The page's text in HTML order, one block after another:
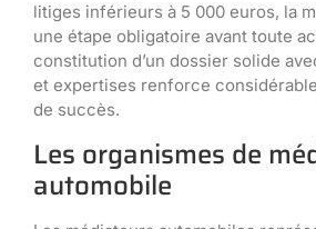
litiges inférieurs à 5 000 euros, la
une étape obligatoire avant toute
constitution d’un dossier solide
et expertises renforce
de succès.
Les organismes de
automobile